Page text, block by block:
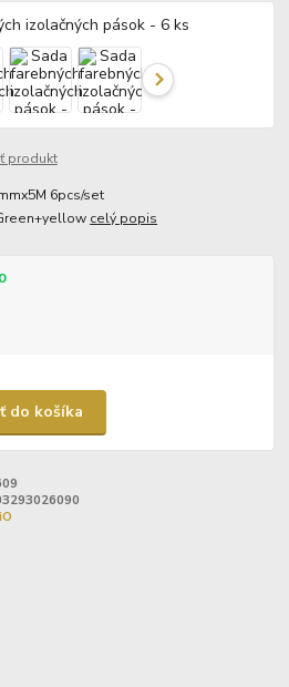
produkt
6pcs/set
celý popis
do košíka